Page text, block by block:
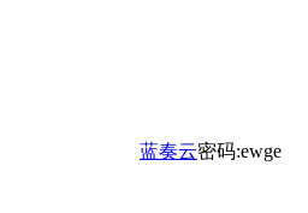
蓝奏云密码:ewge